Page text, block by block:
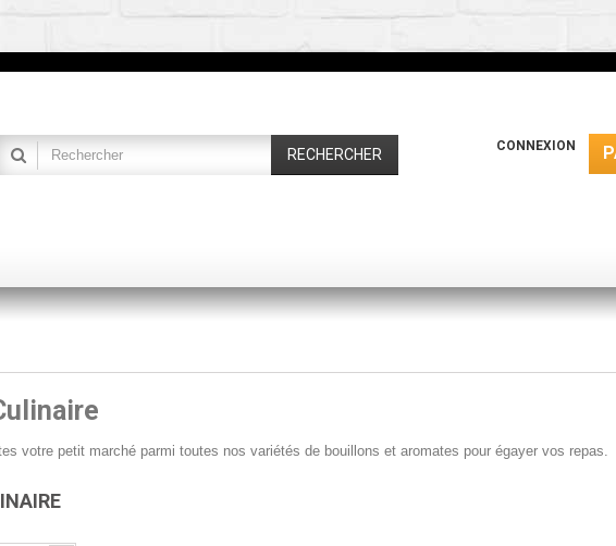
CONNEXION
RECHERCHER
votre petit marché parmi toutes nos variétés de bouillons et aromates pour égayer vos repas.